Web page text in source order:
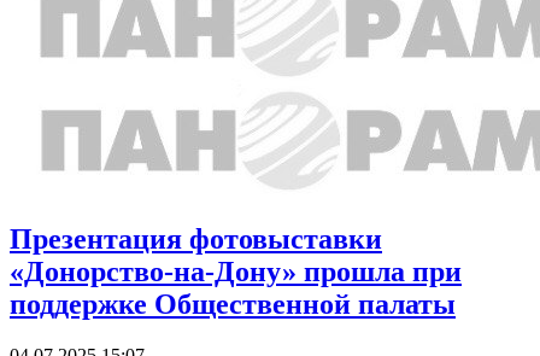
Презентация фотовыставки
«Донорство-на-Дону» прошла при
поддержке Общественной палаты